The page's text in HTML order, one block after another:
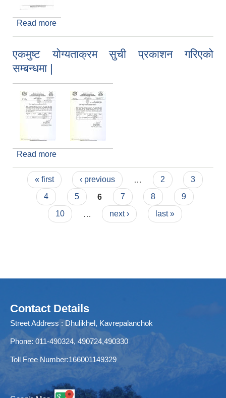
Read more
एकमुष्ट योग्यताक्रम सुची प्रकाशन गरिएको
सम्बन्धमा |
Read more
Pages
« first ‹ previous 2
3
4
5 6 7 8
9
10
next › last »
Contact Details
Street Address : Dhulikhel, Kavrepalanchok
Phone: 011-490324, 490724,490330
Toll Free Number:166001149329